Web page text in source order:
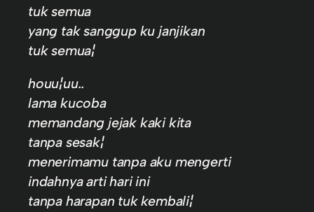
tuk semua
yang tak sanggup ku janjikan
tuk semua¦
houu¦uu..
lama kucoba
memandang jejak kaki kita
tanpa sesak¦
menerimamu tanpa aku mengerti
indahnya arti hari ini
tanpa harapan tuk kembali¦